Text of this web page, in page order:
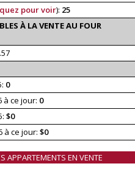
pour voir): 25
À LA VENTE AU FOUR
0
à ce jour: 0
$0
à ce jour: $0
APPARTEMENTS EN VENTE